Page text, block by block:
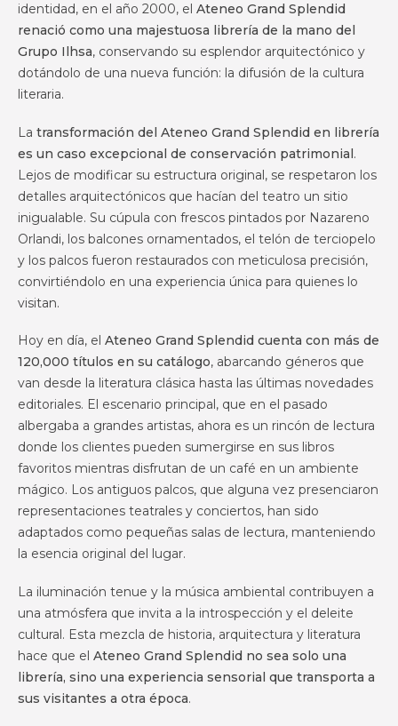
identidad, en el año 2000, el Ateneo Grand Splendid
renació como una majestuosa librería de la mano del
Grupo Ilhsa, conservando su esplendor arquitectónico y
dotándolo de una nueva función: la difusión de la cultura
literaria.
La transformación del Ateneo Grand Splendid en librería
es un caso excepcional de conservación patrimonial.
Lejos de modificar su estructura original, se respetaron los
detalles arquitectónicos que hacían del teatro un sitio
inigualable. Su cúpula con frescos pintados por Nazareno
Orlandi, los balcones ornamentados, el telón de terciopelo
y los palcos fueron restaurados con meticulosa precisión,
convirtiéndolo en una experiencia única para quienes lo
visitan.
Hoy en día, el Ateneo Grand Splendid cuenta con más de
120,000 títulos en su catálogo, abarcando géneros que
van desde la literatura clásica hasta las últimas novedades
editoriales. El escenario principal, que en el pasado
albergaba a grandes artistas, ahora es un rincón de lectura
donde los clientes pueden sumergirse en sus libros
favoritos mientras disfrutan de un café en un ambiente
mágico. Los antiguos palcos, que alguna vez presenciaron
representaciones teatrales y conciertos, han sido
adaptados como pequeñas salas de lectura, manteniendo
la esencia original del lugar.
La iluminación tenue y la música ambiental contribuyen a
una atmósfera que invita a la introspección y el deleite
cultural. Esta mezcla de historia, arquitectura y literatura
hace que el Ateneo Grand Splendid no sea solo una
librería, sino una experiencia sensorial que transporta a
sus visitantes a otra época.